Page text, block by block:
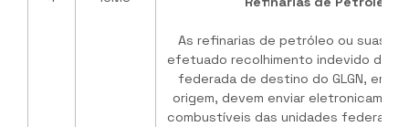
As refinarias de petróleo ou suas
efetuado recolhimento indevido do
federada de destino do GLGN, em
origem, devem enviar
combustíveis das unidades